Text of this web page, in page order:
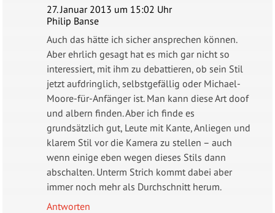
27. Januar 2013 um 15:02 Uhr
Philip Banse
Auch das hätte ich sicher ansprechen können.
Aber ehrlich gesagt hat es mich gar nicht so
interessiert, mit ihm zu debattieren, ob sein Stil
jetzt aufdringlich, selbstgefällig oder Michael-
Moore-für-Anfänger ist. Man kann diese Art doof
und albern finden. Aber ich finde es
grundsätzlich gut, Leute mit Kante, Anliegen und
klarem Stil vor die Kamera zu stellen – auch
wenn einige eben wegen dieses Stils dann
abschalten. Unterm Strich kommt dabei aber
immer noch mehr als Durchschnitt herum.
Antworten